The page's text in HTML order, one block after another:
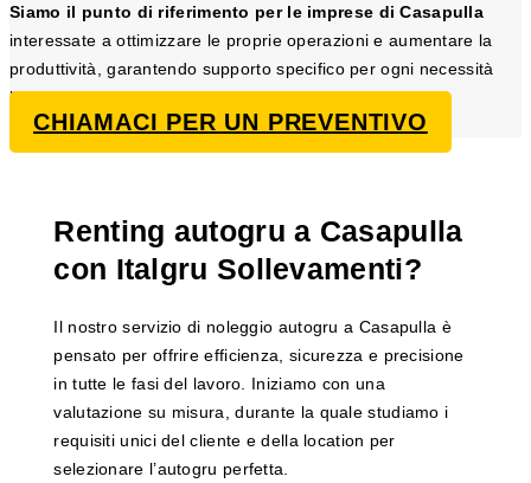
Siamo il punto di riferimento per le imprese di Casapulla
interessate a ottimizzare le proprie operazioni e aumentare la
produttività, garantendo supporto specifico per ogni necessità
legata al sollevamento.
CHIAMACI PER UN PREVENTIVO
Renting autogru a Casapulla
con Italgru Sollevamenti?
Il nostro servizio di noleggio autogru a Casapulla è
pensato per offrire efficienza, sicurezza e precisione
in tutte le fasi del lavoro. Iniziamo con una
valutazione su misura, durante la quale studiamo i
requisiti unici del cliente e della location per
selezionare l’autogru perfetta.